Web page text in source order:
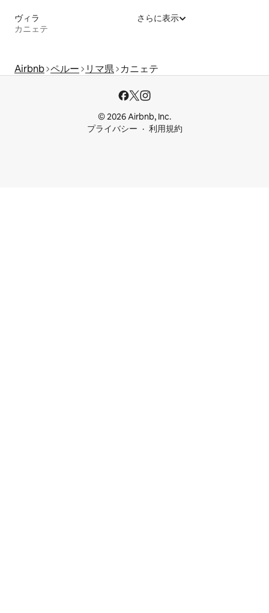
ヴィラ
カニェテ
さらに表示
Airbnb ペルー リマ県 カニェテ
© 2026 Airbnb, Inc.
プライバシー
利用規約